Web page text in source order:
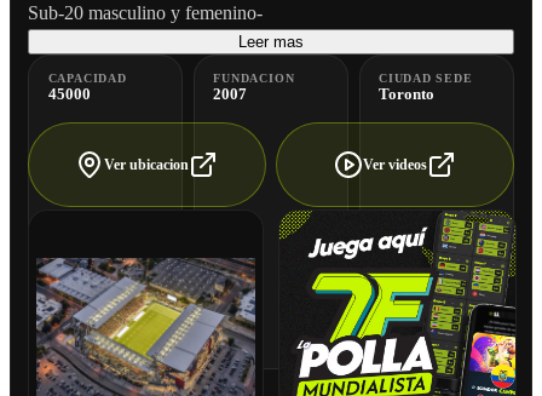
Sub-20 masculino y femenino-
Leer mas
CAPACIDAD
45000
FUNDACION
2007
CIUDAD SEDE
Toronto
Ver ubicacion Ver videos